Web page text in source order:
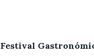
Festival